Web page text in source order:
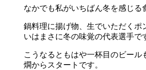
なかでも私がいちばん冬を感じる
鍋料理に揚げ物、生でいただくポ
いはまさに冬の味覚の代表選手で
こうなるともはや一杯目のビール
燗からスタートです。